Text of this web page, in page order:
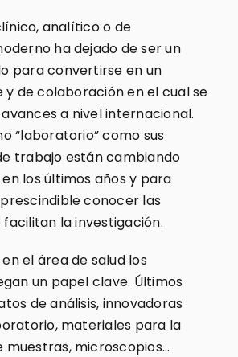
analítico o de
ha dejado de ser un
para convertirse en un
y de colaboración en el cual se
a nivel internacional.
“laboratorio” como sus
trabajo están cambiando
los últimos años y para
conocer las
facilitan la investigación.
el área de salud los
un papel clave. Últimos
de análisis, innovadoras
materiales para la
microscopios…